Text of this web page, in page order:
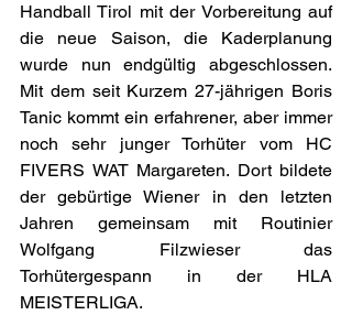
Handball Tirol mit der Vorbereitung auf
die neue Saison, die Kaderplanung
wurde nun endgültig abgeschlossen.
Mit dem seit Kurzem 27-jährigen Boris
Tanic kommt ein erfahrener, aber immer
noch sehr junger Torhüter vom HC
FIVERS WAT Margareten. Dort bildete
der gebürtige Wiener in den letzten
Jahren gemeinsam mit Routinier
Wolfgang Filzwieser das
Torhütergespann in der HLA
MEISTERLIGA.